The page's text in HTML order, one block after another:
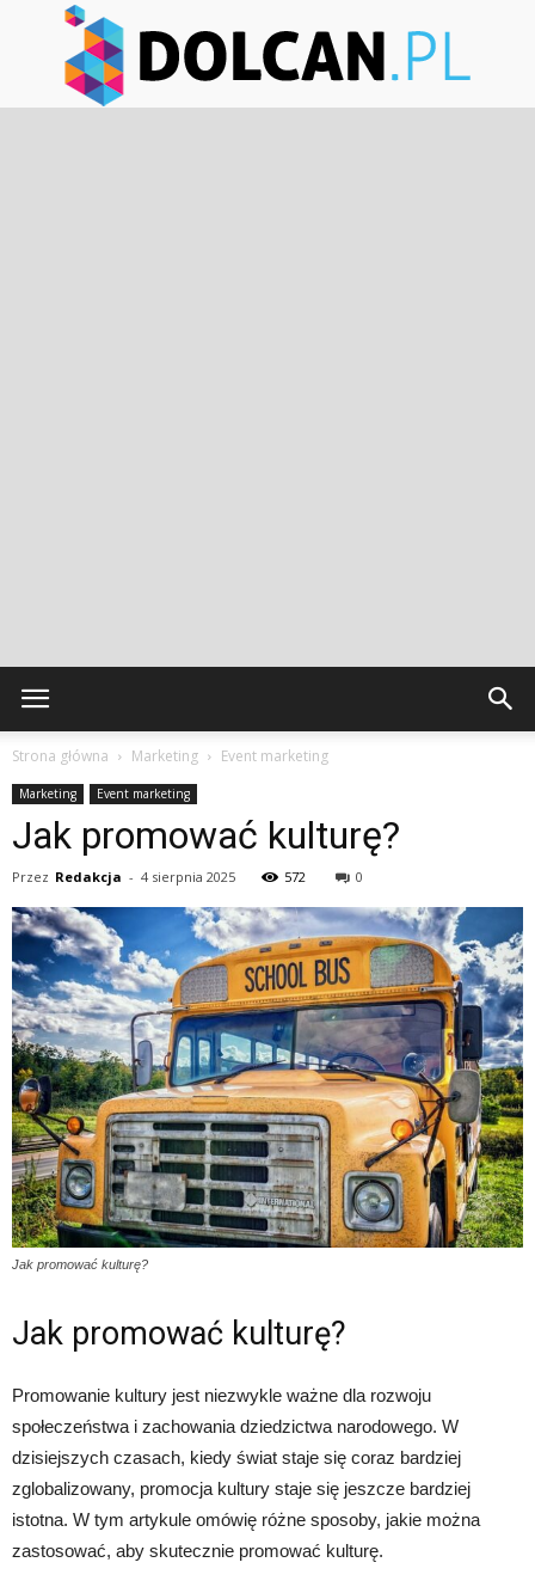
Strona główna Marketing Event marketing
Marketing Event marketing
Jak promować kulturę?
Przez Redakcja - 4 sierpnia 2025 572 0
Jak promować kulturę?
Jak promować kulturę?
Promowanie kultury jest niezwykle ważne dla rozwoju
społeczeństwa i zachowania dziedzictwa narodowego. W
dzisiejszych czasach, kiedy świat staje się coraz bardziej
zglobalizowany, promocja kultury staje się jeszcze bardziej
istotna. W tym artykule omówię różne sposoby, jakie można
zastosować, aby skutecznie promować kulturę.